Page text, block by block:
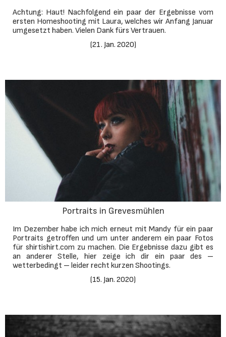
Achtung: Haut! Nachfolgend ein paar der Ergebnisse vom
ersten Homeshooting mit Laura, welches wir Anfang Januar
umgesetzt haben. Vielen Dank fürs Vertrauen.
(21. Jan. 2020)
Portraits in Grevesmühlen
Im Dezember habe ich mich erneut mit Mandy für ein paar
Portraits getroffen und um unter anderem ein paar Fotos
für shirtishirt.com zu machen. Die Ergebnisse dazu gibt es
an anderer Stelle, hier zeige ich dir ein paar des –
wetterbedingt – leider recht kurzen Shootings.
(15. Jan. 2020)